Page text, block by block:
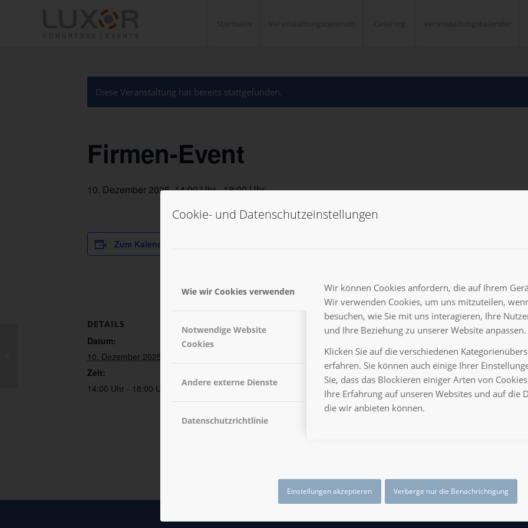
Cookie- und Datenschutzeinstellungen
Wie wir Cookies verwenden
Notwendige Website
Cookies
Andere externe Dienste
Datenschutzrichtlinie
Wir können Cookies anfordern, die auf Ihrem
Wir verwenden Cookies, um uns mitzuteilen,
besuchen, wie Sie mit uns interagieren, Ihre
und Ihre Beziehung zu unserer Website anpassen.
Klicken Sie auf die verschiedenen
erfahren. Sie können auch einige Ihrer
Sie, dass das Blockieren einiger Arten von
Ihre Erfahrung auf unseren Websites und auf die
die wir anbieten können.
Einstellungen akzeptieren Verberge nur die Benachrichtigung
Diese Veranstaltung hat bereits stattgefunden.
Firmen-Event
10. Dezember 2025, 14:00 Uhr-18:00 Uhr
Zum Kalender hinzufügen
DETAILS
Datum:
10. Dezember 2025
Zeit:
14:00 Uhr - 18:00 Uhr
VERANSTALTUNGSORT